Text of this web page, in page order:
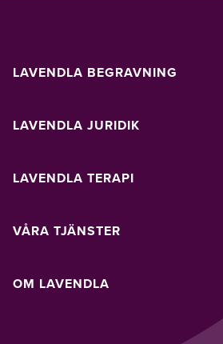
LAVENDLA BEGRAVNING
LAVENDLA JURIDIK
LAVENDLA TERAPI
VÅRA TJÄNSTER
OM LAVENDLA